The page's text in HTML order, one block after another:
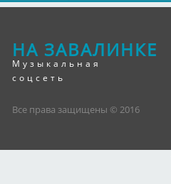
НА ЗАВАЛИНКЕ
Музыкальная
соцсеть
Все права защищены © 2016